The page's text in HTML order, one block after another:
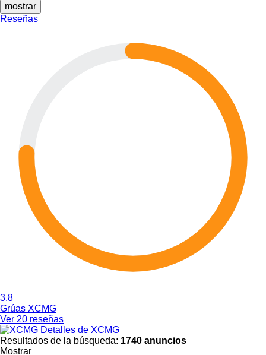
mostrar
Reseñas
3.8
Grúas XCMG
Ver 20 reseñas
Detalles de XCMG
Resultados de la búsqueda: 1740 anuncios
Mostrar